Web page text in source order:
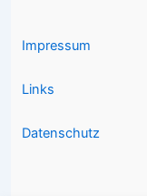
Impressum
Links
Datenschutz